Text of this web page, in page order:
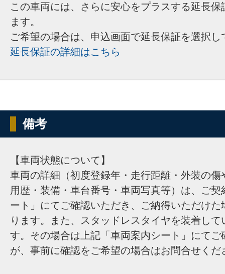
この車両には、さらに安心をプラスする延長
ます。
ご希望の場合は、申込画面で延長保証を選択し
延長保証の詳細はこちら
備考
【車両状態について】
車両の詳細（初度登録年・走行距離・外装の傷
用歴・装備・車台番号・車両写真等）は、ご
ート」にてご確認いただき、ご納得いただけ
ります。また、スタッドレスタイヤを装着し
す。その場合は上記「車両案内シート」にてご
が、事前に確認をご希望の場合はお問合せくだ